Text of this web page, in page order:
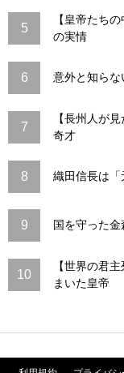
5
【皇帝たち
の実情
6 意外と知らな
7
【長州人が
奇才
8 織田信長は「
9 国を守った金
10
【世界の君
まいた皇帝